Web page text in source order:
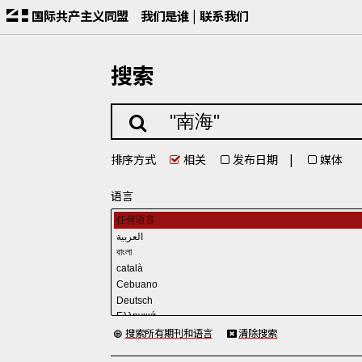
国际共产主义同盟 我们是谁 联系我们
搜索
排序方式 相关 发布日期 媒体
语言
搜索所有期刊和语言 清除搜索